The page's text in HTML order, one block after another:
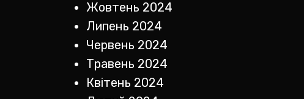
Жовтень 2024
Липень 2024
Червень 2024
Травень 2024
Квітень 2024